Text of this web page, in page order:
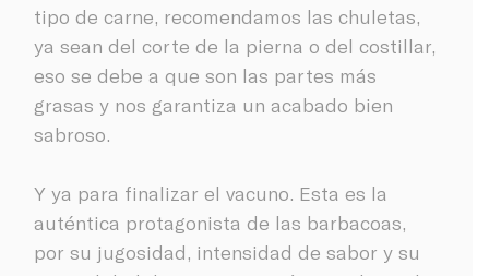
tipo de carne, recomendamos las chuletas,
ya sean del corte de la pierna o del costillar,
eso se debe a que son las partes más
grasas y nos garantiza un acabado bien
sabroso.
Y ya para finalizar el vacuno. Esta es la
auténtica protagonista de las barbacoas,
por su jugosidad, intensidad de sabor y su